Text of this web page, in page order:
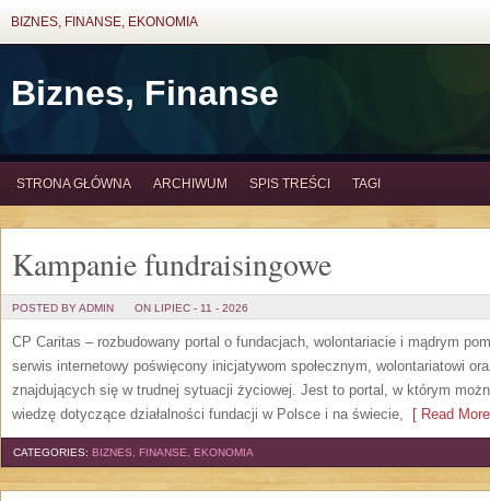
BIZNES, FINANSE, EKONOMIA
Biznes, Finanse
STRONA GŁÓWNA ARCHIWUM SPIS TREŚCI TAGI
Kampanie fundraisingowe
POSTED BY ADMIN ON LIPIEC - 11 - 2026
CP Caritas – rozbudowany portal o fundacjach, wolontariacie i mądrym
serwis internetowy poświęcony inicjatywom społecznym, wolontariatowi
znajdujących się w trudnej sytuacji życiowej. Jest to portal, w którym
wiedzę dotyczące działalności fundacji w Polsce i na świecie, [ Read
CATEGORIES: BIZNES, FINANSE, EKONOMIA